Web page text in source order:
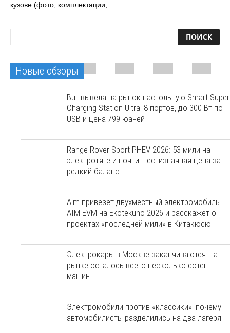
кузове (фото, комплектации,...
Новые обзоры
Bull вывела на рынок настольную Smart Super
Charging Station Ultra: 8 портов, до 300 Вт по
USB и цена 799 юаней
Range Rover Sport PHEV 2026: 53 мили на
электротяге и почти шестизначная цена за
редкий баланс
Aim привезёт двухместный электромобиль
AIM EVM на Ekotekuno 2026 и расскажет о
проектах «последней мили» в Китакюсю
Электрокары в Москве заканчиваются: на
рынке осталось всего несколько сотен
машин
Электромобили против «классики»: почему
автомобилисты разделились на два лагеря